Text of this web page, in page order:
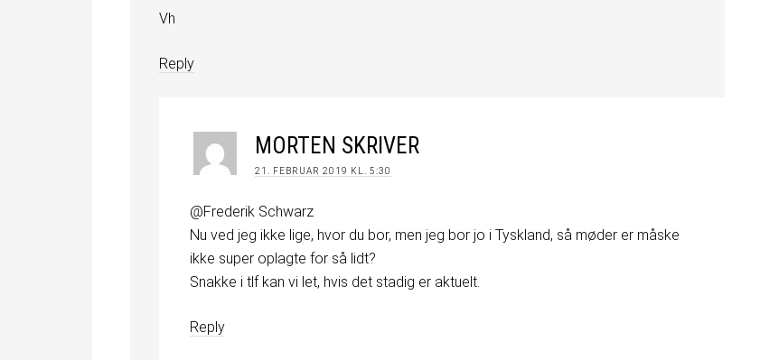
Vh
Reply
MORTEN SKRIVER
21. FEBRUAR 2019 KL. 5:30
@Frederik Schwarz
Nu ved jeg ikke lige, hvor du bor, men jeg bor jo i Tyskland, så møder er måske
ikke super oplagte for så lidt?
Snakke i tlf kan vi let, hvis det stadig er aktuelt.
Reply